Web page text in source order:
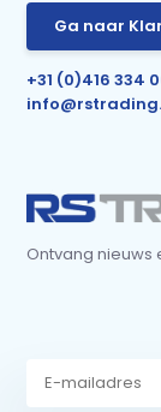
Ga naar
+31 (0)416 334
Ontvang nieuws